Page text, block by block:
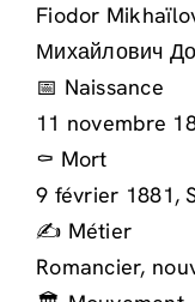
Fiodor
Михайлович
📅 Naissance
11 novembre
⚰️ Mort
9 février 1881,
✍️ Métier
Romancier,